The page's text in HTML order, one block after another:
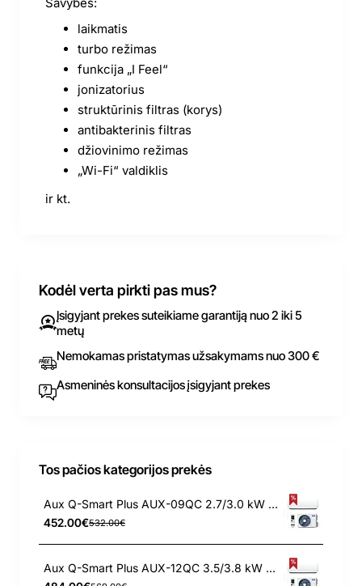
laikmatis
turbo režimas
funkcija „I Feel“
jonizatorius
struktūrinis filtras (korys)
antibakterinis filtras
džiovinimo režimas
„Wi-Fi“ valdiklis
ir kt.
Kodėl verta pirkti pas mus?
Įsigyjant prekes suteikiame garantiją nuo 2 iki 5
metų
Nemokamas pristatymas užsakymams nuo 300 €
Asmeninės konsultacijos įsigyjant prekes
Tos pačios kategorijos prekės
Aux Q-Smart Plus AUX-09QC 2.7/3.0 kW kondicionierius
452.00€532.00€
Aux Q-Smart Plus AUX-12QC 3.5/3.8 kW kondicionierius